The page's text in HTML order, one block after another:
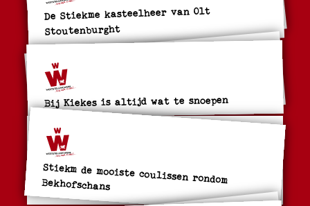
De Stiekme kasteelheer van Olt
Stoutenburght
Bij Kiekes is altijd wat te snoepen
Stiekm de mooiste coulissen rondom
Bekhofschans